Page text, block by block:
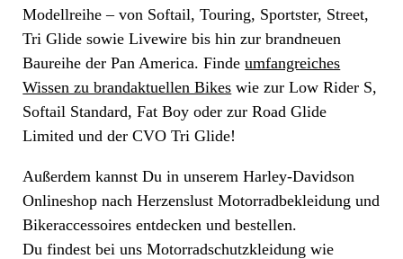
Modellreihe – von Softail, Touring, Sportster, Street,
Tri Glide sowie Livewire bis hin zur brandneuen
Baureihe der Pan America. Findeumfangreiches
Wissen zu brandaktuellen Bikes wie zur Low Rider S,
Softail Standard, Fat Boy oder zur Road Glide
Limited und der CVO Tri Glide!
Außerdem kannst Du in unserem Harley-Davidson
Onlineshop nach Herzenslust Motorradbekleidung und
Bikeraccessoires entdecken und bestellen.
Du findest bei uns Motorradschutzkleidung wie